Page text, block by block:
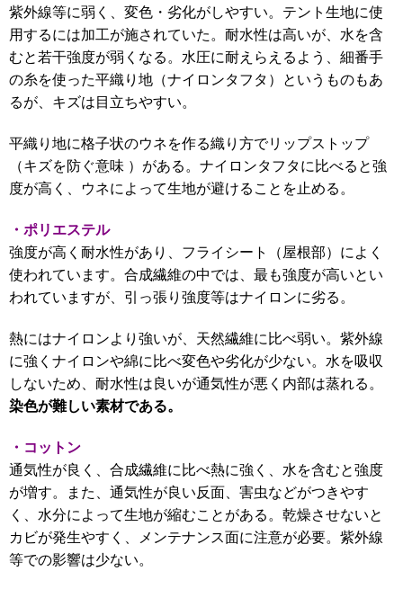
紫外線等に弱く、変色・劣化がしやすい。テント生地に使
用するには加工が施されていた。 耐水性は高いが、水を含
むと若干強度が弱くなる。水圧に耐えらえるよう、細番手
の糸を使った平織り地（ナイロンタフタ）というものもあ
るが、キズは目立ちやすい。
平織り地に格子状のウネを作る織り方でリップストップ
（キズを防ぐ意味 ）がある。ナイロンタフタに比べると強
度が高く、ウネによって生地が避けることを止める。
・ポリエステル
強度が高く耐水性があり、フライシート（屋根部）によく
使われています。 合成繊維の中では、最も強度が高いとい
われていますが、引っ張り強度等はナイロンに劣る。
熱にはナイロンより強いが、天然繊維に比べ弱い。紫外線
に強くナイロンや綿に比べ変色や劣化が少ない。水を吸収
しないため、耐水性は良いが通気性が悪く内部は蒸れる。
染色が難しい素材である。
・コットン
通気性が良く、合成繊維に比べ熱に強く、水を含むと強度
が増す。また、通気性が良い反面、害虫などがつきやす
く、水分によって生地が縮むことがある。乾燥させないと
カビが発生やすく、メンテナンス面に注意が必要。紫外線
等での影響は少ない。